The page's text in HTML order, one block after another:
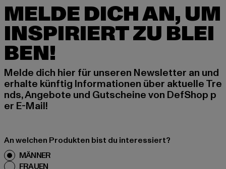
MELDE DICH AN, UM
INSPIRIERT ZU BLEI
BEN!
Melde dich hier für unseren Newsletter an und
erhalte künftig Informationen über aktuelle Tre
nds, Angebote und Gutscheine von DefShop p
er E-Mail!
An welchen Produkten bist du interessiert?
MÄNNER
FRAUEN